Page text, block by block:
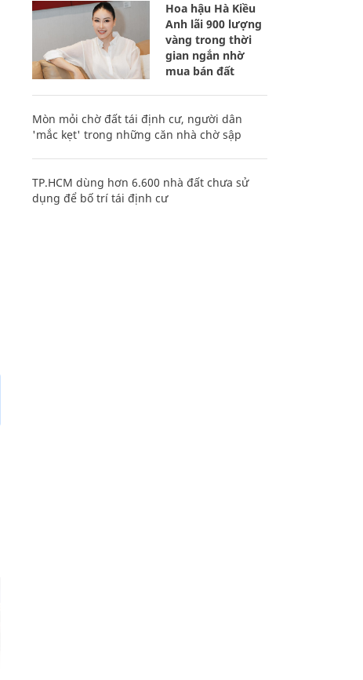
Hoa hậu Hà Kiều
Anh lãi 900 lượng
vàng trong thời
gian ngắn nhờ
mua bán đất
Mòn mỏi chờ đất tái định cư, người dân
'mắc kẹt' trong những căn nhà chờ sập
TP.HCM dùng hơn 6.600 nhà đất chưa sử
dụng để bố trí tái định cư